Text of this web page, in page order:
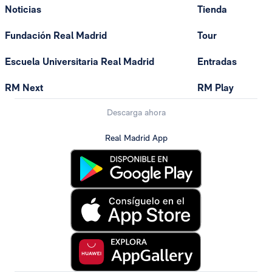
Noticias
Fundación Real Madrid
Escuela Universitaria Real Madrid
RM Next
Tienda
Tour
Entradas
RM Play
Descarga ahora
Real Madrid App